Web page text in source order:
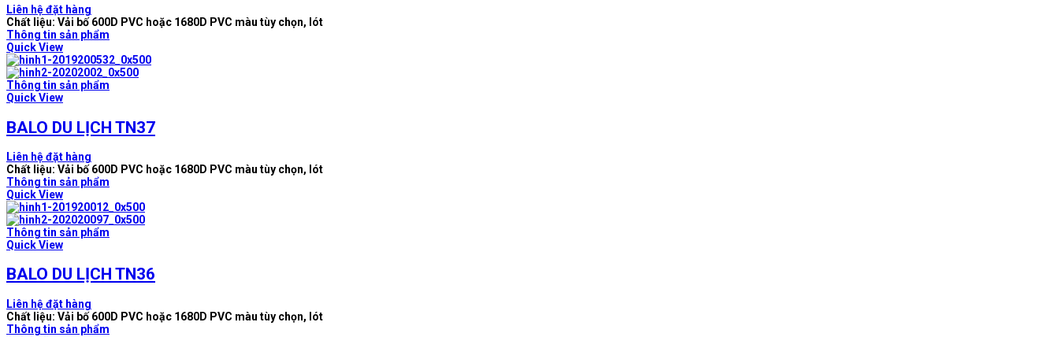
Liên hệ đặt hàng
Chất liệu: Vải bố 600D PVC hoặc 1680D PVC màu tùy chọn, lót
Thông tin sản phẩm
Quick View
Thông tin sản phẩm
Quick View
BALO DU LỊCH TN37
Liên hệ đặt hàng
Chất liệu: Vải bố 600D PVC hoặc 1680D PVC màu tùy chọn, lót
Thông tin sản phẩm
Quick View
Thông tin sản phẩm
Quick View
BALO DU LỊCH TN36
Liên hệ đặt hàng
Chất liệu: Vải bố 600D PVC hoặc 1680D PVC màu tùy chọn, lót
Thông tin sản phẩm